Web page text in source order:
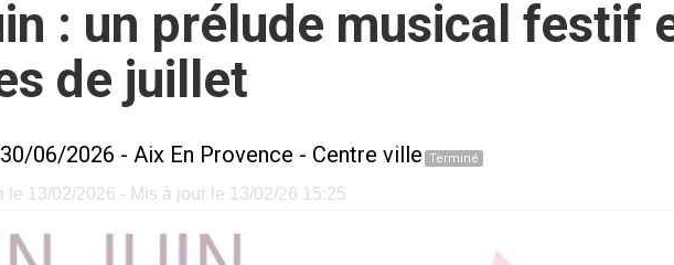
: un prélude musical festif
de juillet
06/2026 - Aix En Provence - Centre ville Terminé
13/02/2026 - Mis à jour le 13/02/26 15:25